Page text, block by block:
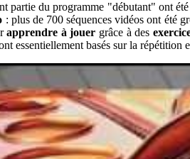
partie du programme "débutant" ont
: plus de 700 séquences vidéos ont été
apprendre à jouer grâce à des
essentiellement basés sur la